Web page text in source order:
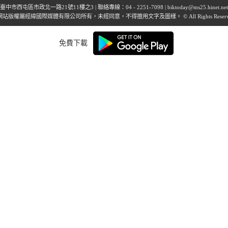
臺中市西屯區市政北一路21號11樓之3 | 聯絡專線：04 - 2251-7098 | biktoday@ms25.hinet.net
站版權屬經緯國際媒體有限公司所有，未經同意，不得擅用文字及圖樣。 © All Rights
免費下載